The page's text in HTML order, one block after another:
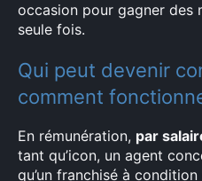
occasion pour gagner des
seule fois.
Qui peut devenir
comment
En rémunération, par
tant qu’icon, un agent
qu’un franchisé à